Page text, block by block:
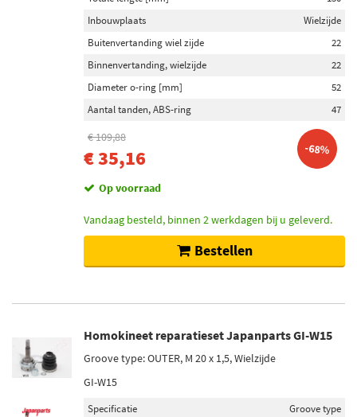
Inbouwplaats
Wielzijde
Buitenvertanding wiel zijde
22
Binnenvertanding, wielzijde
22
Diameter o-ring [mm]
52
Aantal tanden, ABS-ring
47
€ 109,88
€ 35,16 -68%
Op voorraad
Vandaag besteld, binnen 2 werkdagen bij u geleverd.
Bestellen
Homokineet reparatieset Japanparts GI-W15
Groove type: OUTER, M 20 x 1,5, Wielzijde
GI-W15
Specificatie
Groove type